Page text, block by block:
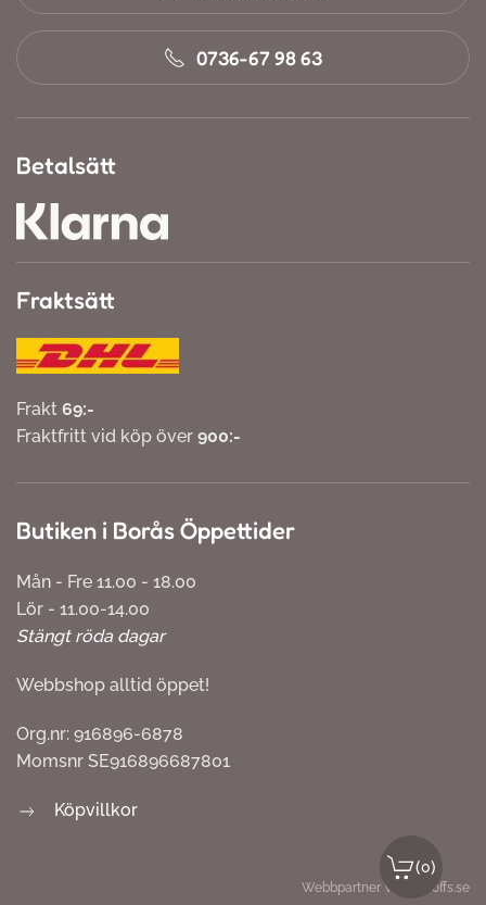
0736-67 98 63
Betalsätt
Fraktsätt
Frakt 69:-
Fraktfritt vid köp över 900:-
Butiken i Borås Öppettider
Mån - Fre 11.00 - 18.00
Lör - 11.00-14.00
Stängt röda dagar
Webbshop alltid öppet!
Org.nr: 916896-6878
Momsnr SE916896687801
Köpvillkor
(0)
Webbpartner Webbproffs.se